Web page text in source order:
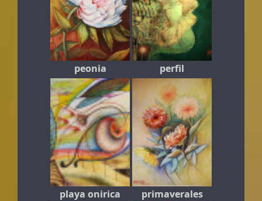
peonia perfil
playa onirica primaverales